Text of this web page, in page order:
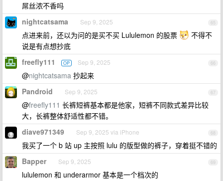
屌丝浓不香吗
65
nightcatsama Sep 9, 2025
点进来前，还以为问的是买不买 Lululemon 的股票
不得不
说是有点想抄底
66
freefly111 OP Sep 9, 2025
@nightcatsama 抄起来
67
Pandroid Sep 9, 2025
@freefly111 长裤短裤基本都是他家，短裤不同款式差异比较
大，长裤整体舒适性都不错。
68
diave971349 Sep 9, 2025 via iPhone
我买了一个 b 站 up 主按照 lulu 的版型做的裤子，穿着挺不错的
69
Bapper Sep 9, 2025
lululemon 和 underarmor 基本是一个档次的